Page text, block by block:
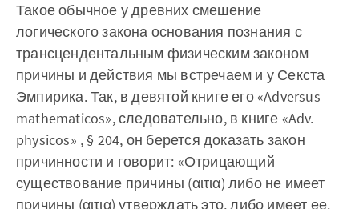
Такое обычное у древних смешение
логического закона основания познания с
трансцендентальным физическим законом
причины и действия мы встречаем и у Секста
Эмпирика. Так, в девятой книге его «Adversus
mathematicos», следовательно, в книге «Adv.
physicos» , § 204, он берется доказать закон
причинности и говорит: «Отрицающий
существование причины (αιτια) либо не имеет
причины (αιτια) утверждать это, либо имеет ее.